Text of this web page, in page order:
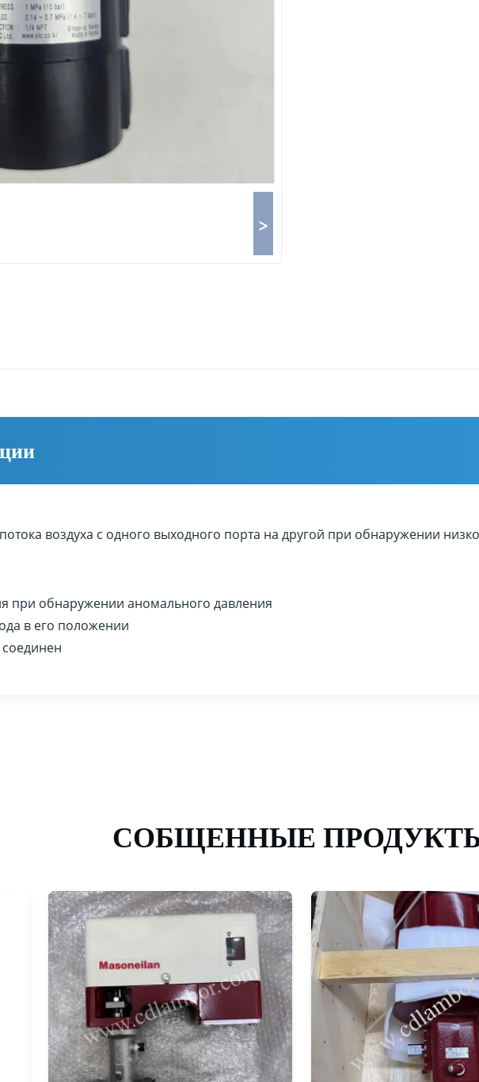
>
воздуха с одного выходного порта на другой при обнаружении
при обнаружении аномального давления
в его положении
СОБЩЕННЫЕ